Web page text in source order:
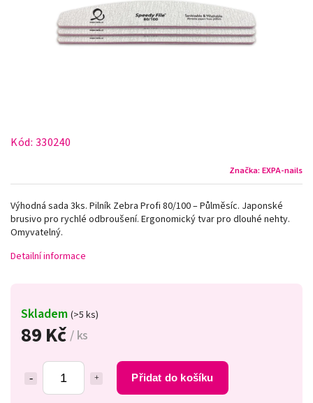
Kód: 330240
Značka: EXPA-nails
89 Kč/ ks
Přidat do košíku
Skladem (>5 ks)
Výhodná sada 3ks. Pilník Zebra Profi 80/100 – Půlměsíc. Japonské
brusivo pro rychlé odbroušení. Ergonomický tvar pro dlouhé nehty.
Omyvatelný.
Detailní informace